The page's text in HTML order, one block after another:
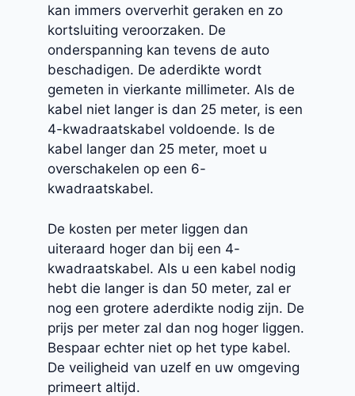
kan immers oververhit geraken en zo
kortsluiting veroorzaken. De
onderspanning kan tevens de auto
beschadigen. De aderdikte wordt
gemeten in vierkante millimeter. Als de
kabel niet langer is dan 25 meter, is een
4-kwadraatskabel voldoende. Is de
kabel langer dan 25 meter, moet u
overschakelen op een 6-
kwadraatskabel.
De kosten per meter liggen dan
uiteraard hoger dan bij een 4-
kwadraatskabel. Als u een kabel nodig
hebt die langer is dan 50 meter, zal er
nog een grotere aderdikte nodig zijn. De
prijs per meter zal dan nog hoger liggen.
Bespaar echter niet op het type kabel.
De veiligheid van uzelf en uw omgeving
primeert altijd.